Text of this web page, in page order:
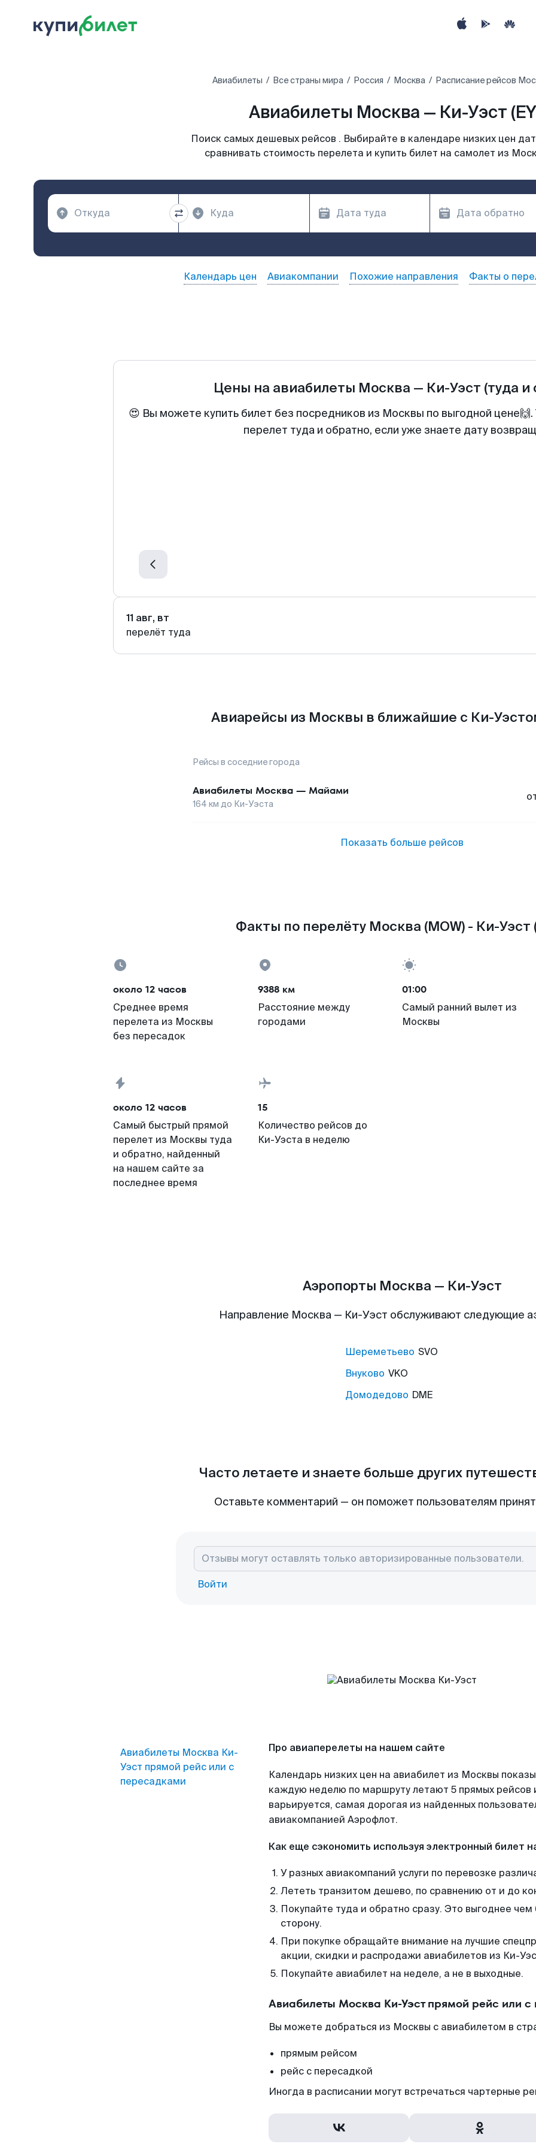
Авиабилеты Все страны мира Россия Москва Расписание рейсов
Авиабилеты Москва — Ки-Уэст
Поиск самых дешевых рейсов . Выбирайте в календаре низких цен
сравнивать стоимость перелета и купить билет на самолет из
Календарь цен Авиакомпании Похожие направления Факты о
Цены на авиабилеты Москва — Ки-Уэст (туда и
😍 Вы можете купить билет без посредников из Москвы по выгодной
перелет туда и обратно, если уже знаете дату
11 авг, вт
перелёт туда
Авиарейсы из Москвы в ближайшие с Ки-
Рейсы в соседние города
Авиабилеты Москва — Майами
164 км до Ки-Уэста
Показать больше рейсов
Факты по перелёту Москва (MOW) - Ки-Уэст
около 12 часов
Среднее время
перелета из Москвы
без пересадок
9388 км
Расстояние между
городами
01:00
Самый ранний вылет из
Москвы
около 12 часов
Самый быстрый прямой
перелет из Москвы туда
и обратно, найденный
на нашем сайте за
последнее время
15
Количество рейсов до
Ки-Уэста в неделю
Аэропорты Москва — Ки-Уэст
Направление Москва — Ки-Уэст обслуживают следующие
Шереметьево SVO
Внуково VKO
Домодедово DME
Часто летаете и знаете больше других
Оставьте комментарий — он поможет пользователям
Войти
Авиабилеты Москва Ки-
Уэст прямой рейс или с
пересадками
Про авиаперелеты на нашем сайте
Календарь низких цен на авиабилет из Москвы
каждую неделю по маршруту летают 5 прямых рейсов
варьируется, самая дорогая из найденных
авиакомпанией Аэрофлот.
Как еще сэкономить используя электронный билет
У разных авиакомпаний услуги по перевозке
Лететь транзитом дешево, по сравнению от и до
Покупайте туда и обратно сразу. Это выгоднее
сторону.
При покупке обращайте внимание на лучшие
акции, скидки и распродажи авиабилетов из Ки-
Покупайте авиабилет на неделе, а не в выходные.
Авиабилеты Москва Ки-Уэст прямой рейс или
Вы можете добраться из Москвы с авиабилетом в
прямым рейсом
рейс с пересадкой
Иногда в расписании могут встречаться чартерные